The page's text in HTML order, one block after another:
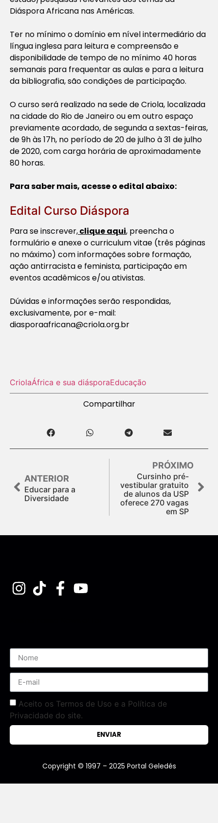
Diáspora Africana nas Américas.
Ter no mínimo o domínio em nível intermediário da
língua inglesa para leitura e compreensão e
disponibilidade de tempo de no mínimo 40 horas
semanais para frequentar as aulas e para a leitura
da bibliografia, são condições de participação.
O curso será realizado na sede de Criola, localizada
na cidade do Rio de Janeiro ou em outro espaço
previamente acordado, de segunda a sextas-feiras,
de 9h às 17h, no período de 20 de julho à 31 de julho
de 2020, com carga horária de aproximadamente
80 horas.
Para saber mais, acesse o edital abaixo:
Edital Curso Diáspora
Para se inscrever,clique aqui, preencha o
formulário e anexe o curriculum vitae (três páginas
no máximo) com informações sobre formação,
ação antirracista e feminista, participação em
eventos acadêmicos e/ou ativistas.
Dúvidas e informações serão respondidas,
exclusivamente, por e-mail:
diasporaafricana@criola.org.br
CriolaÁfrica e sua diásporaEducação
Compartilhar
ANTERIOR
Educar para a
Diversidade
PRÓXIMO
Cursinho pré-
vestibular gratuito
de alunos da USP
oferece 270 vagas
em SP
Aceito os Termos de Uso e a Política de
Privacidade do site.
ENVIAR
Copyright © 1997 – 2025 Portal Geledés